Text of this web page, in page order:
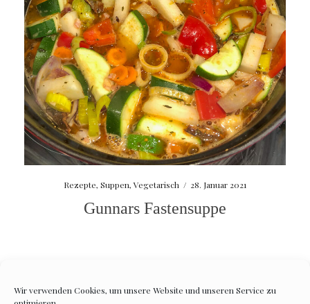
Wir verwenden Cookies, um unsere Website und unseren Service zu
Rezepte, Suppen,Vegetarisch / 28. Januar 2021
Gunnars Fastensuppe